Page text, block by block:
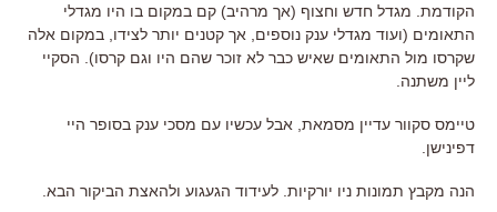
הקודמת. מגדל חדש וחצוף (אך מרהיב) קם במקום בו היו מגדלי
התאומים (ועוד מגדלי ענק נוספים, אך קטנים יותר לצידו, במקום אלה
שקרסו מול התאומים שאיש כבר לא זוכר שהם היו וגם קרסו). הסקיי
ליין משתנה.
טיימס סקוור עדיין מסמאת, אבל עכשיו עם מסכי ענק בסופר היי
דפינישן.
הנה מקבץ תמונות ניו יורקיות. לעידוד הגעגוע ולהאצת הביקור הבא.